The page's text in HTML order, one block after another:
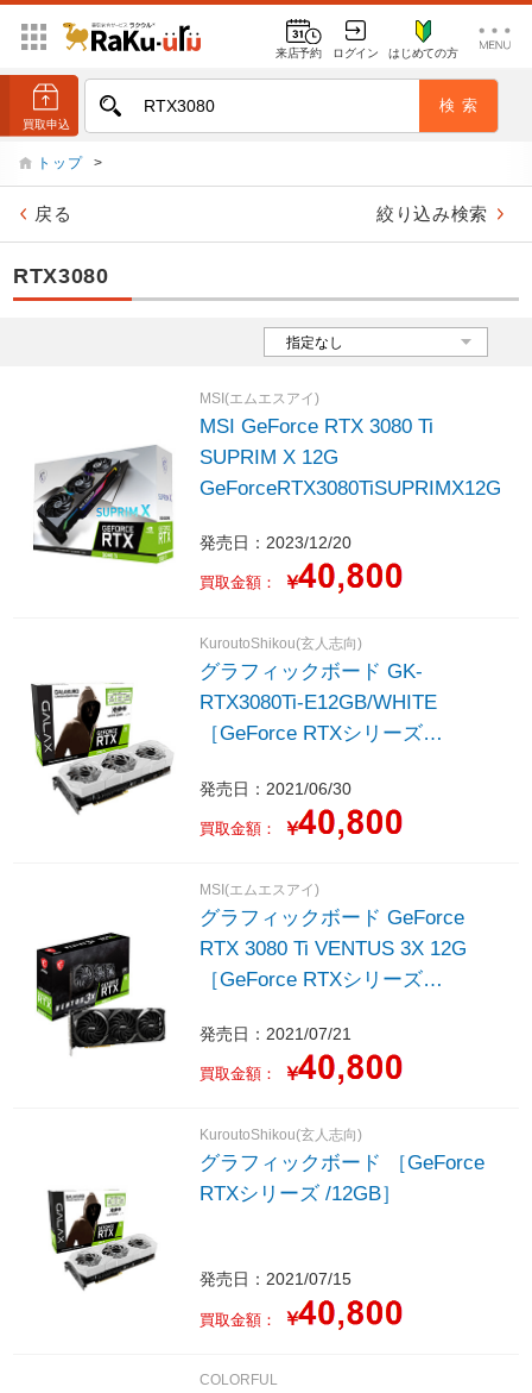
来店予約 ログイン はじめての方
トップ >
戻る 絞り込み検索
RTX3080
MSI(エムエスアイ)
MSI GeForce RTX 3080 Ti
SUPRIM X 12G
GeForceRTX3080TiSUPRIMX12G
発売日：2023/12/20
買取金額： ￥
KuroutoShikou(玄人志向)
グラフィックボード GK-
RTX3080Ti-E12GB/WHITE
［GeForce RTXシリーズ
発売日：2021/06/30
買取金額： ￥
MSI(エムエスアイ)
グラフィックボード GeForce
RTX 3080 Ti VENTUS 3X 12G
［GeForce RTXシリーズ
発売日：2021/07/21
買取金額： ￥
KuroutoShikou(玄人志向)
グラフィックボード ［GeForce
RTXシリーズ /12GB］
発売日：2021/07/15
買取金額： ￥
COLORFUL